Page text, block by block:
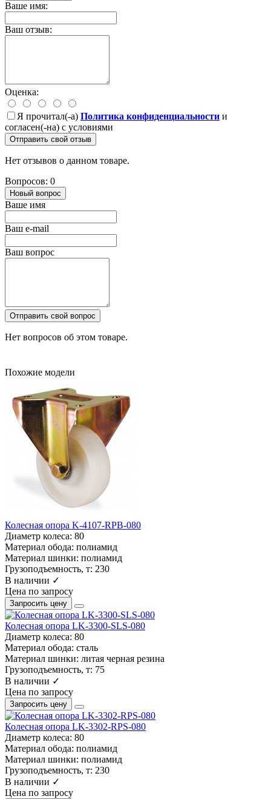
Ваше имя:
Ваш отзыв:
Оценка:
Я прочитал(-а) Политика конфиденциальности и
согласен(-на) с условиями
Отправить свой отзыв
Нет отзывов о данном товаре.
Вопросов: 0
Новый вопрос
Ваше имя
Ваш e-mail
Ваш вопрос
Отправить свой вопрос
Нет вопросов об этом товаре.
Похожие модели
Колесная опора K-4107-RPB-080
Диаметр колеса: 80
Материал обода: полиамид
Материал шинки: полиамид
Грузоподъемность, т: 230
В наличии ✓
Цена по запросу
Запросить цену
Колесная опора LK-3300-SLS-080
Диаметр колеса: 80
Материал обода: сталь
Материал шинки: литая черная резина
Грузоподъемность, т: 75
В наличии ✓
Цена по запросу
Запросить цену
Колесная опора LK-3302-RPS-080
Диаметр колеса: 80
Материал обода: полиамид
Материал шинки: полиамид
Грузоподъемность, т: 230
В наличии ✓
Цена по запросу